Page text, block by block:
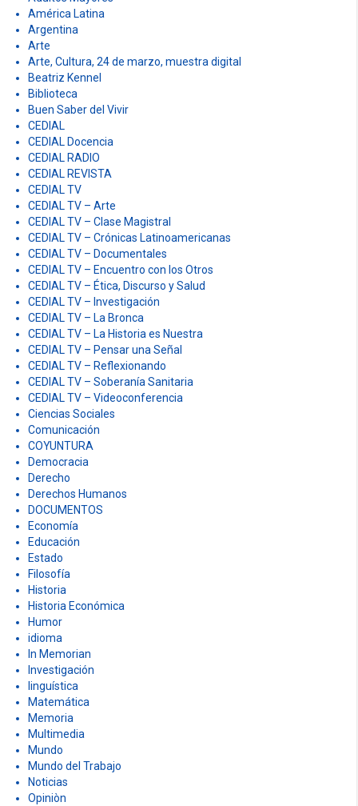
América Latina
Argentina
Arte
Arte, Cultura, 24 de marzo, muestra digital
Beatriz Kennel
Biblioteca
Buen Saber del Vivir
CEDIAL
CEDIAL Docencia
CEDIAL RADIO
CEDIAL REVISTA
CEDIAL TV
CEDIAL TV – Arte
CEDIAL TV – Clase Magistral
CEDIAL TV – Crónicas Latinoamericanas
CEDIAL TV – Documentales
CEDIAL TV – Encuentro con los Otros
CEDIAL TV – Ética, Discurso y Salud
CEDIAL TV – Investigación
CEDIAL TV – La Bronca
CEDIAL TV – La Historia es Nuestra
CEDIAL TV – Pensar una Señal
CEDIAL TV – Reflexionando
CEDIAL TV – Soberanía Sanitaria
CEDIAL TV – Videoconferencia
Ciencias Sociales
Comunicación
COYUNTURA
Democracia
Derecho
Derechos Humanos
DOCUMENTOS
Economía
Educación
Estado
Filosofía
Historia
Historia Económica
Humor
idioma
In Memorian
Investigación
linguística
Matemática
Memoria
Multimedia
Mundo
Mundo del Trabajo
Noticias
Opiniòn